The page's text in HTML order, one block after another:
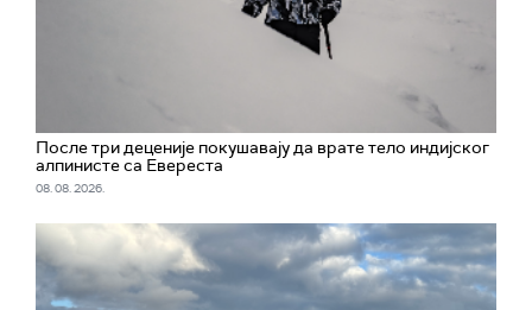
После три деценије покушавају да врате тело индијског
алпинисте са Евереста
08. 08. 2026.